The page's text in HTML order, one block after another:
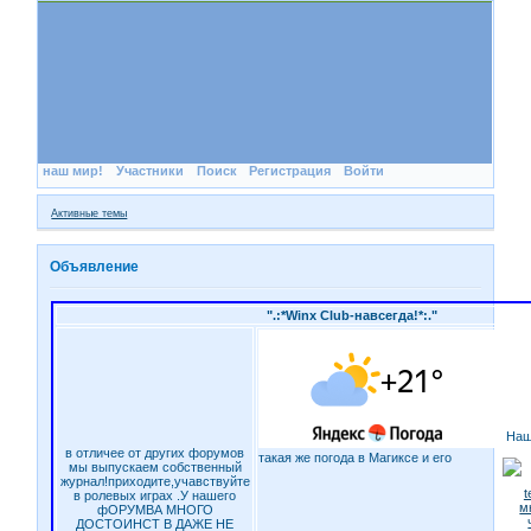
наш мир! Участники Поиск Регистрация Войти
Активные темы
Объявление
".:*Winx Club-навсегда!*:."
в отличее от других форумов
мы выпускаем собственный
журнал!приходите,учавствуйте
в ролевых играх .У нашего
фОРУМВА МНОГО
ДОСТОИНСТ В ДАЖЕ НЕ
такая же погода в Магиксе и его